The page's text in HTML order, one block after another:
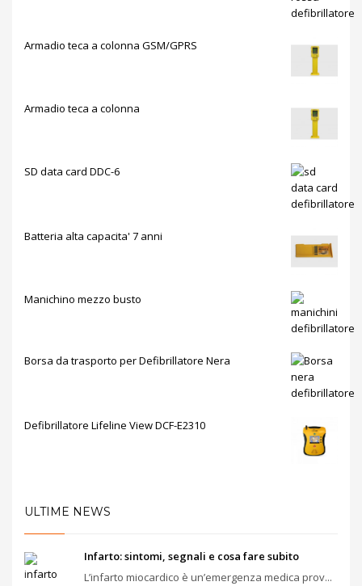
Armadio teca a colonna GSM/GPRS
Armadio teca a colonna
SD data card DDC-6
Batteria alta capacita' 7 anni
Manichino mezzo busto
Borsa da trasporto per Defibrillatore Nera
Defibrillatore Lifeline View DCF-E2310
ULTIME NEWS
Infarto: sintomi, segnali e cosa fare subito
L’infarto miocardico è un’emergenza medica prov...